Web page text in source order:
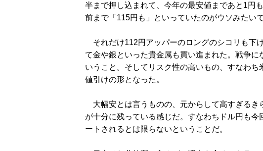
半まで押し込まれて、今年の最安値まであと1円
前まで「115円も」といっていたのがウソみたいで
それだけ112円アッパーのロングのシコリも下
て金や銀といった貴金属も買い進まれた。戦争に
いうこと。そしてリスク性の高いもの、すなわ
値引けの形となった。
大幅安とは言うものの、元からして高すぎるき
が十分に残っている感じだ。すなわちドル円も
ートされるとは限らないということだ。